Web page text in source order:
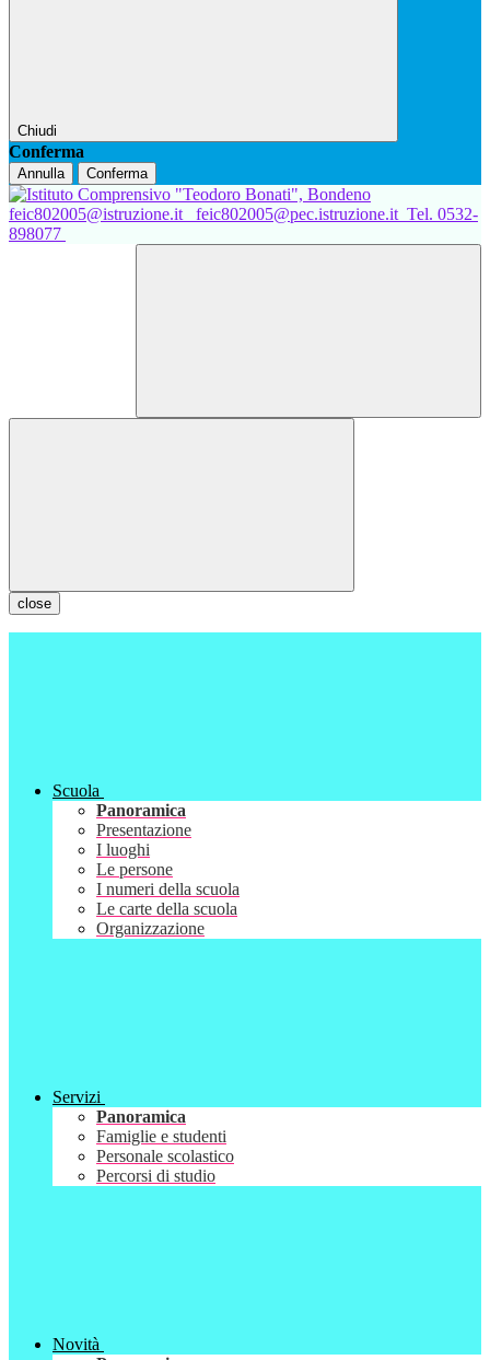
Chiudi
Conferma
Annulla Conferma
feic802005@istruzione.it feic802005@pec.istruzione.it Tel. 0532-
898077
close
Scuola
Panoramica
Presentazione
I luoghi
Le persone
I numeri della scuola
Le carte della scuola
Organizzazione
Servizi
Panoramica
Famiglie e studenti
Personale scolastico
Percorsi di studio
Novità